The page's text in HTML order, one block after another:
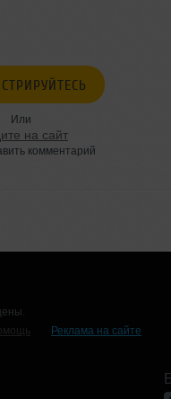
Или
на сайт
комментарий
Реклама на сайте